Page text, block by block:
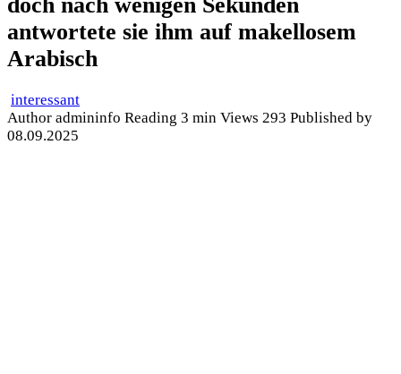
antwortete sie ihm auf makellosem
Arabisch
interessant
Author admininfo Reading 3 min Views 293 Published by
08.09.2025